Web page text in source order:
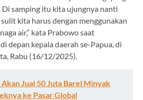
samping itu kita ujungnya nanti
kita harus dengan menggunakan
air,” kata Prabowo saat
depan kepala daerah se-Papua, di
Rabu (16/12/2025).
Jual 50 Juta Barel Minyak
ke Pasar Global